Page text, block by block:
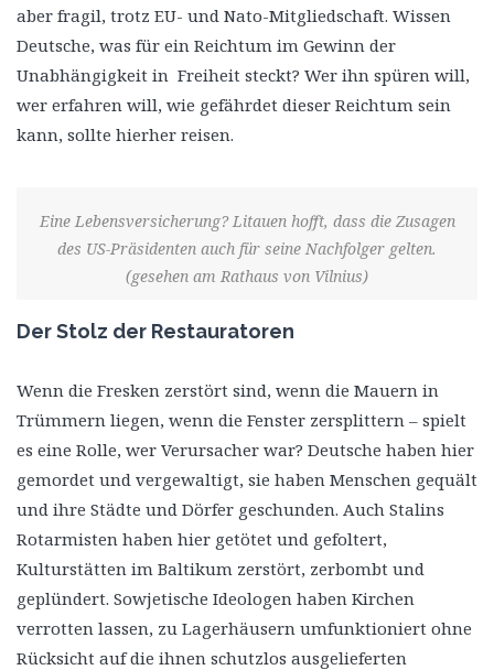
aber fragil, trotz EU- und Nato-Mitgliedschaft. Wissen
Deutsche, was für ein Reichtum im Gewinn der
Unabhängigkeit in Freiheit steckt? Wer ihn spüren will,
wer erfahren will, wie gefährdet dieser Reichtum sein
kann, sollte hierher reisen.
Eine Lebensversicherung? Litauen hofft, dass die Zusagen
des US-Präsidenten auch für seine Nachfolger gelten.
(gesehen am Rathaus von Vilnius)
Der Stolz der Restauratoren
Wenn die Fresken zerstört sind, wenn die Mauern in
Trümmern liegen, wenn die Fenster zersplittern – spielt
es eine Rolle, wer Verursacher war? Deutsche haben hier
gemordet und vergewaltigt, sie haben Menschen gequält
und ihre Städte und Dörfer geschunden. Auch Stalins
Rotarmisten haben hier getötet und gefoltert,
Kulturstätten im Baltikum zerstört, zerbombt und
geplündert. Sowjetische Ideologen haben Kirchen
verrotten lassen, zu Lagerhäusern umfunktioniert ohne
Rücksicht auf die ihnen schutzlos ausgelieferten